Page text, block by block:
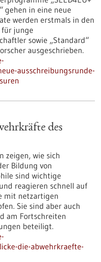
gehen in eine neue
werden erstmals in den
für junge
sowie „Standard“
ausgeschrieben.
ausschreibungsrunde-
des
zeigen, wie sich
Bildung von
sind wichtige
reagieren schnell auf
mit netzartigen
Sie sind aber auch
am Fortschreiten
beteiligt.
die-abwehrkraefte-